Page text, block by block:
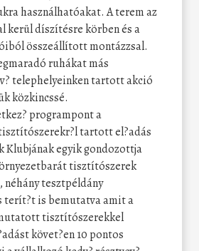
használhatóakat. A terem az
kerül díszítésre körben és a
összeállított montázzsal.
ruhákat más
telephelyeinken tartott akció
közkincssé.
programpont a
tartott el?adás
Klubjának egyik gondozottja
tisztítószerek
néhány tesztpéldány
terít?t is bemutatva amit a
tisztítószerekkel
követ?en 10 pontos